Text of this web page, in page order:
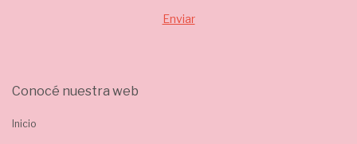
Conocé nuestra web
Inicio